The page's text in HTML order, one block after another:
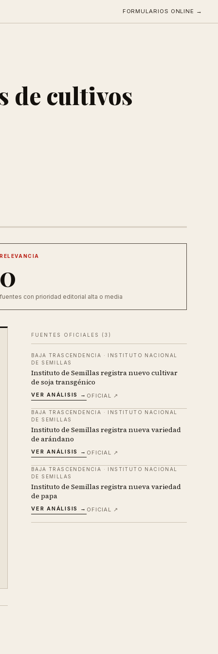
FORMULARIOS ONLINE →
de cultivos
RELEVANCIA
0
fuentes con prioridad editorial alta o media
FUENTES OFICIALES ( 3 )
BAJA TRASCENDENCIA · INSTITUTO NACIONAL
DE SEMILLAS
Instituto de Semillas registra nuevo cultivar
de soja transgénico
VER ANÁLISIS → OFICIAL ↗
BAJA TRASCENDENCIA · INSTITUTO NACIONAL
DE SEMILLAS
Instituto de Semillas registra nueva variedad
de arándano
VER ANÁLISIS → OFICIAL ↗
BAJA TRASCENDENCIA · INSTITUTO NACIONAL
DE SEMILLAS
Instituto de Semillas registra nueva variedad
de papa
VER ANÁLISIS → OFICIAL ↗